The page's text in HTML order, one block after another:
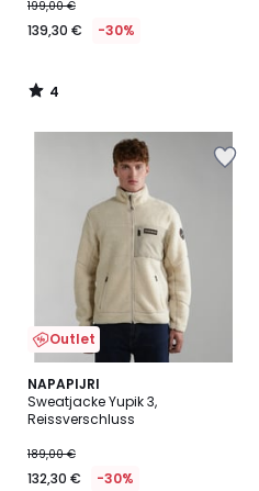
199,00 €
139,30 € -30%
4
/
Outlet
NAPAPIJRI
Sweatjacke Yupik 3,
Reissverschluss
189,00 €
132,30 € -30%